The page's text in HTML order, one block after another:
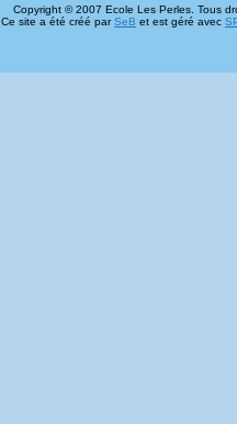
Copyright © 2007 Ecole Les Perles. Tous
Ce site a été créé parSeB et est géré avec